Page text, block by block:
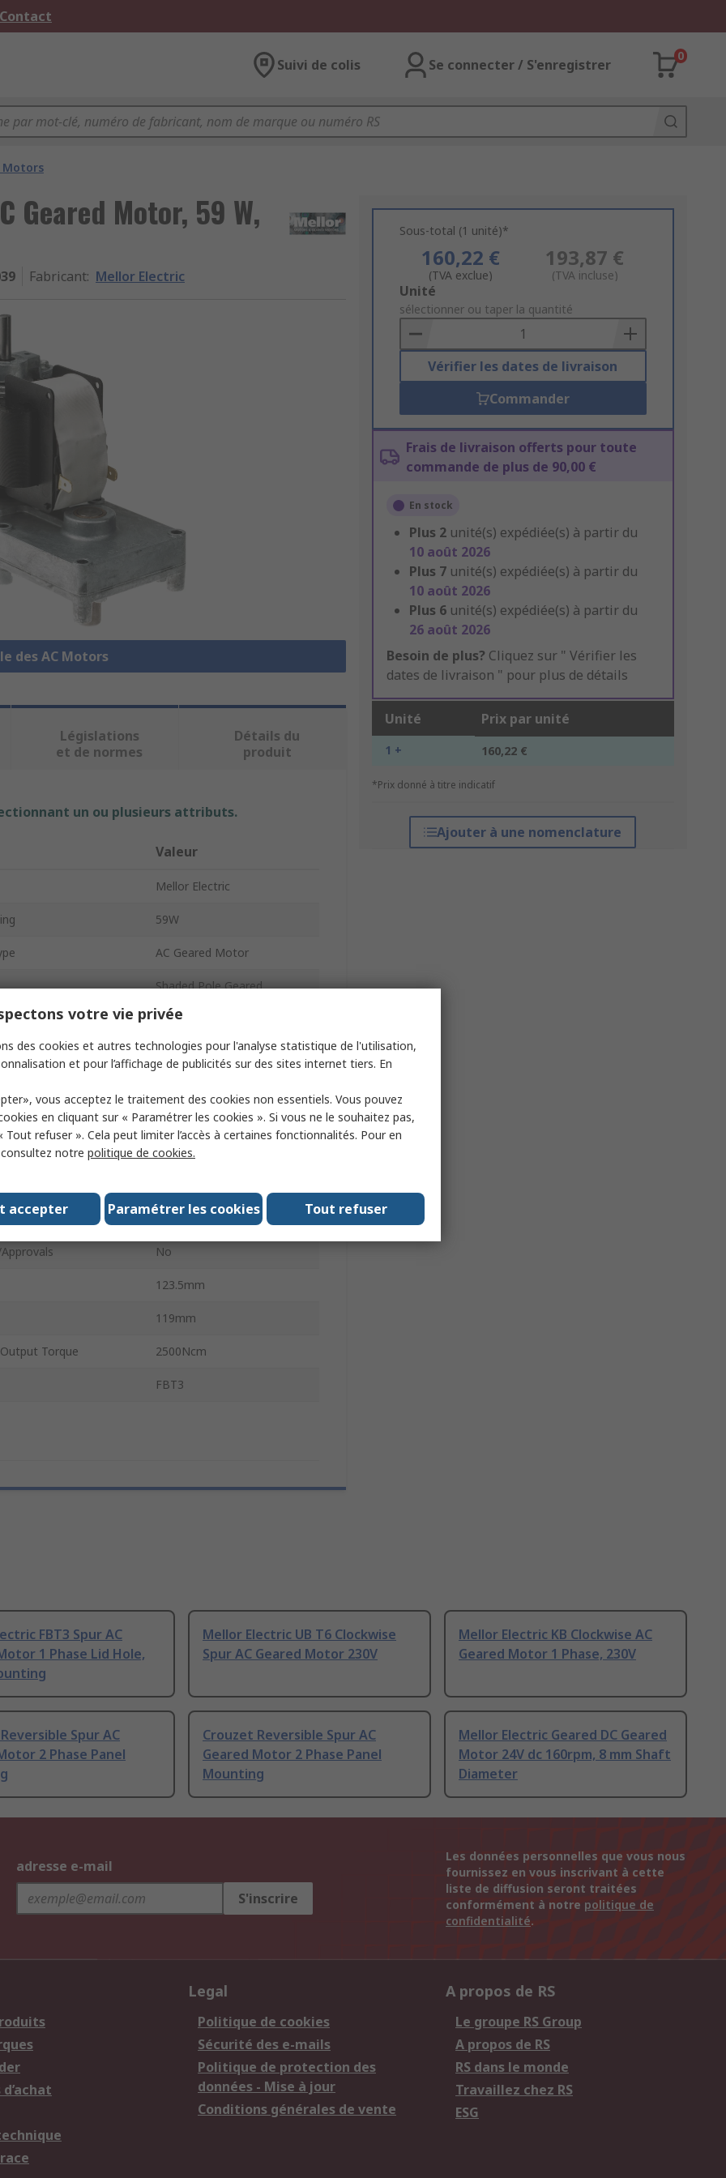
Suivi de colis Se connecter / S'enregistrer
0
Motors
Geared Motor, 59 W,
Fabricant: Mellor Electric
des AC Motors
Sous-total (1 unité)*
160,22 €
(TVA exclue)
193,87 €
(TVA incluse)
Add
to
Basket
Unité
sélectionner ou taper la quantité
Vérifier les dates de livraison
Commander
Frais de livraison offerts pour toute
commande de plus de 90,00 €
En stock
Plus 2 unité(s) expédiée(s) à partir du
10 août 2026
Plus 7 unité(s) expédiée(s) à partir du
10 août 2026
Plus 6 unité(s) expédiée(s) à partir du
26 août 2026
Besoin de plus? Cliquez sur " Vérifier les
dates de livraison " pour plus de détails
Unité Prix par unité
1 + 160,22 €
*Prix donné à titre indicatif
Ajouter à une nomenclature
Législations
et de normes
Détails du
produit
un ou plusieurs attributs.
Valeur
Mellor Electric
59W
AC Geared Motor
Shaded Pole Geared
230V
5.3rpm
14.7mm
Steel
123.5mm
No
123.5mm
119mm
Torque 2500Ncm
FBT3
FBT3 Spur AC
1 Phase Lid Hole,
Mellor Electric UB T6 Clockwise
Spur AC Geared Motor 230V
Mellor Electric KB Clockwise AC
Geared Motor 1 Phase, 230V
Spur AC
2 Phase Panel
Crouzet Reversible Spur AC
Geared Motor 2 Phase Panel
Mounting
Mellor Electric Geared DC Geared
Motor 24V dc 160rpm, 8 mm Shaft
Diameter
adresse e-mail
S'inscrire
Les données personnelles que vous nous
fournissez en vous inscrivant à cette
liste de diffusion seront traitées
conformément à notre politique de
confidentialité.
Legal
Politique de cookies
Sécurité des e-mails
Politique de protection des
données - Mise à jour
Conditions générales de vente
A propos de RS
Le groupe RS Group
A propos de RS
RS dans le monde
Travaillez chez RS
ESG
votre vie privée
des cookies et autres technologies pour l'analyse statistique de l'utilisation,
et pour l’affichage de publicités sur des sites internet tiers. En
vous acceptez le traitement des cookies non essentiels. Vous pouvez
en cliquant sur « Paramétrer les cookies ». Si vous ne le souhaitez pas,
Tout refuser ». Cela peut limiter l’accès à certaines fonctionnalités. Pour en
notre politique de cookies.
accepter Paramétrer les cookies Tout refuser